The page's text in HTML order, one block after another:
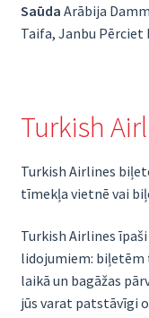
Saūda Arābija
Taifa, Janbu Pērciet
Turkish
Turkish Airlines
tīmekļa vietnē vai
Turkish Airlines
lidojumiem: biļetēm
laikā un bagāžas
jūs varat patstāvīgi